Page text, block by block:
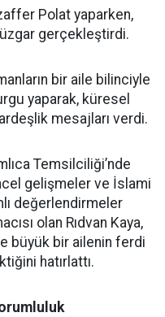
Polat yaparken,
gerçekleştirdi.
bir aile bilinciyle
yaparak, küresel
mesajları verdi.
Temsilciliği’nde
gelişmeler ve İslami
değerlendirmeler
olan Rıdvan Kaya,
büyük bir ailenin ferdi
hatırlattı.